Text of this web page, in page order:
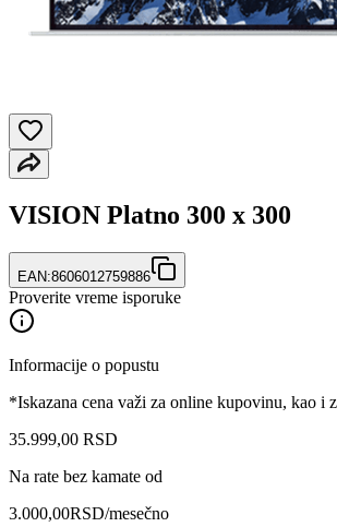
VISION Platno 300 x 300
EAN:8606012759886
Proverite vreme isporuke
Informacije o popustu
*Iskazana cena važi za online kupovinu, kao i
35.999,00 RSD
Na rate bez kamate od
3.000,00RSD/mesečno